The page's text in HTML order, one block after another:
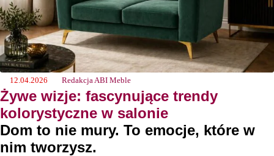
12.04.2026 Redakcja ABI Meble
Żywe wizje: fascynujące trendy
kolorystyczne w salonie
Dom to nie mury. To emocje, które w
nim tworzysz.